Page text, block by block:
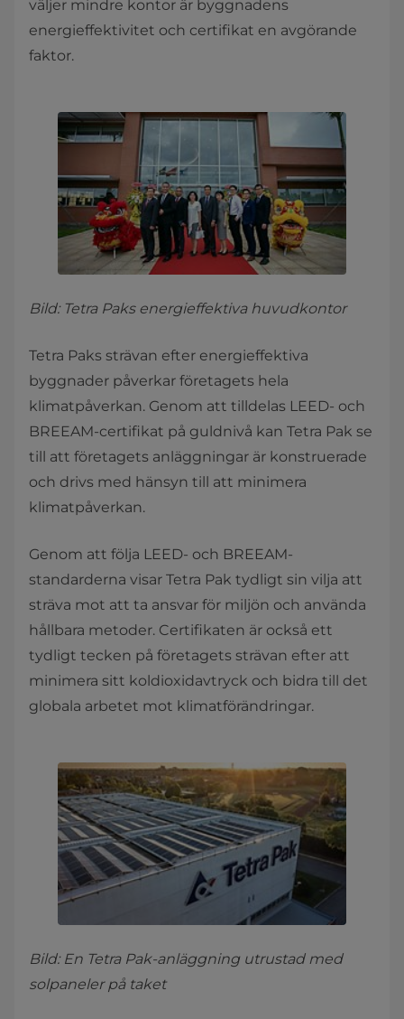
väljer mindre kontor är byggnadens
energieffektivitet och certifikat en avgörande
faktor.
Bild: Tetra Paks energieffektiva huvudkontor
Tetra Paks strävan efter energieffektiva
byggnader påverkar företagets hela
klimatpåverkan. Genom att tilldelas LEED- och
BREEAM-certifikat på guldnivå kan Tetra Pak se
till att företagets anläggningar är konstruerade
och drivs med hänsyn till att minimera
klimatpåverkan.
Genom att följa LEED- och BREEAM-
standarderna visar Tetra Pak tydligt sin vilja att
sträva mot att ta ansvar för miljön och använda
hållbara metoder. Certifikaten är också ett
tydligt tecken på företagets strävan efter att
minimera sitt koldioxidavtryck och bidra till det
globala arbetet mot klimatförändringar.
Bild: En Tetra Pak-anläggning utrustad med
solpaneler på taket